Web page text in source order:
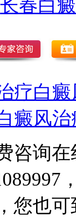
长春白
疗白
癜风治
咨询
您也